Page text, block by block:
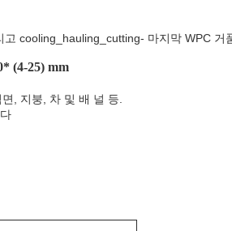
cooling_hauling_cutting- 마지막 WPC 거
(4-25) mm
, 지붕, 차 및 배 널 등.